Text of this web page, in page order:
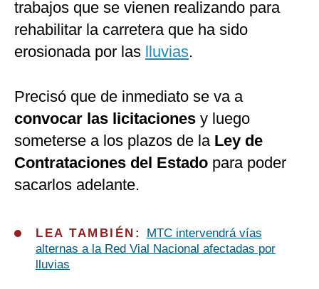
trabajos que se vienen realizando para
rehabilitar la carretera que ha sido
erosionada por las lluvias.
Precisó que de inmediato se va a
convocar las licitaciones y luego
someterse a los plazos de la Ley de
Contrataciones del Estado para poder
sacarlos adelante.
LEA TAMBIÉN:
MTC intervendrá vías
alternas a la Red Vial Nacional afectadas por
lluvias